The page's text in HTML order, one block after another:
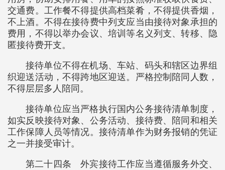
交通费。工作餐不得提供高档菜肴，不得提供香烟，
不上酒。不得在接待费中列支应当由接待对象承担的
费用，不得以举办会议、培训等名义列支、转移、隐
匿接待费开支。
接待单位不得在机场、车站、码头和辖区边界组
织迎送活动，不得跨地区迎送。严格控制陪同人数，
不得层层多人陪同。
接待单位应当严格执行国内公务接待清单制度，
如实反映接待对象、公务活动、接待费、陪同和相关
工作保障人员等情况。接待清单作为财务报销的凭证
之一并接受审计。
第二十四条 外宾接待工作应当遵循服务外交、